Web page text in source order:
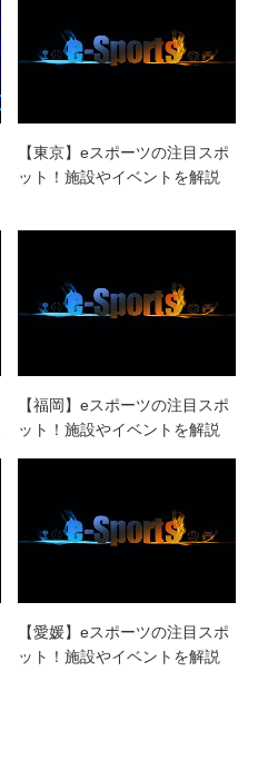
【東京】eスポーツの注目スポ
ット！施設やイベントを解説
【福岡】eスポーツの注目スポ
ット！施設やイベントを解説
【愛媛】eスポーツの注目スポ
ット！施設やイベントを解説